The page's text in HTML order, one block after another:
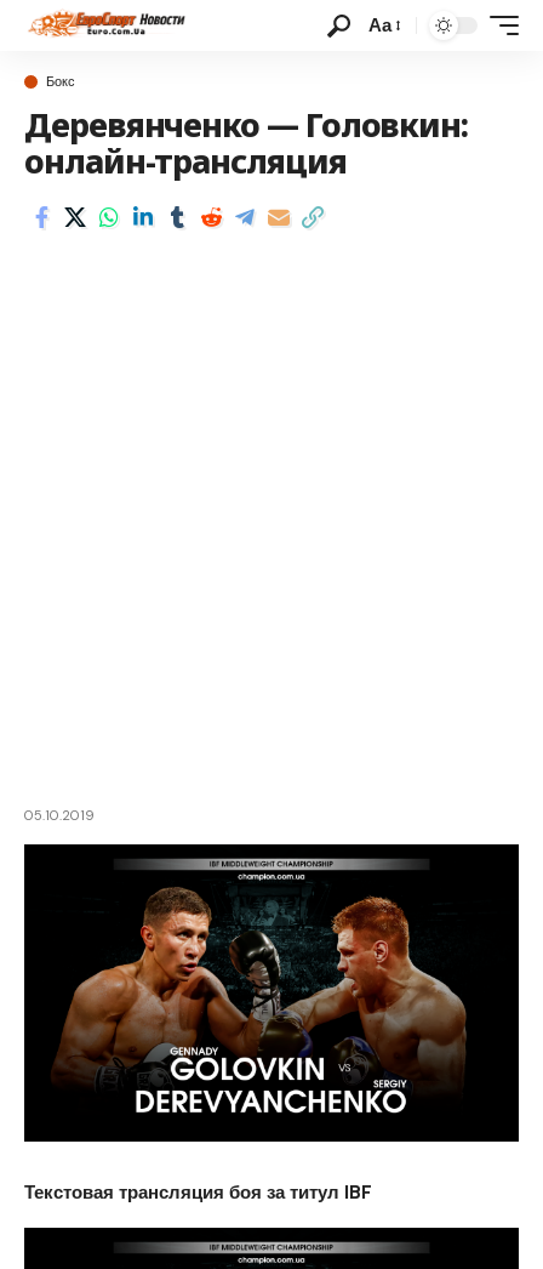
Аа
Бокс
Деревянченко — Головкин:
онлайн-трансляция
05.10.2019
Текстовая трансляция боя за титул IBF